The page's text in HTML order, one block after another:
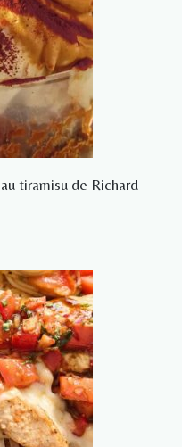
tiramisu de Richard